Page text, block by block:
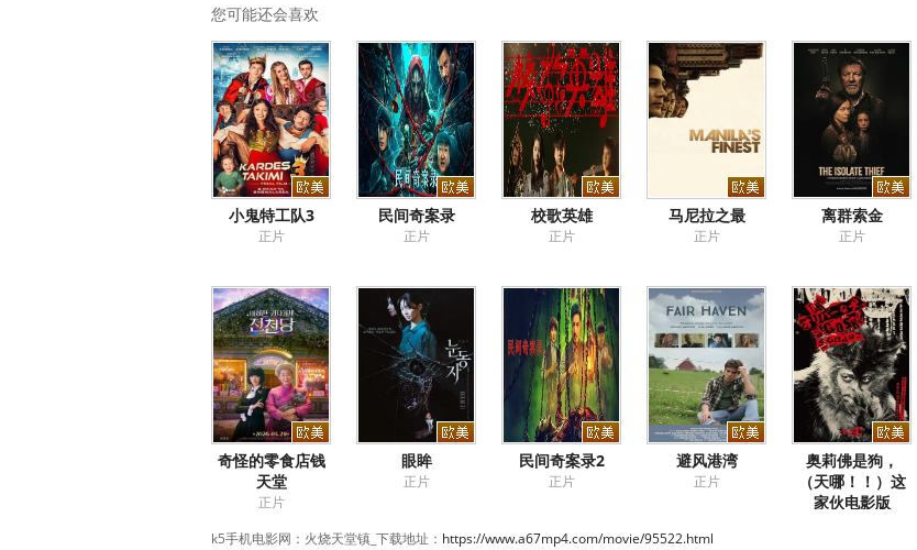
您可能还会喜欢
小鬼特工队3
正片
民间奇案录
正片
校歌英雄
正片
马尼拉之最
正片
离群索金
正片
奇怪的零食店钱
天堂
正片
眼眸
正片
民间奇案录2
正片
避风港湾
正片
奥莉佛是狗，
（天哪！！）这
家伙电影版
k5手机电影网：火烧天堂镇_下载地址： https://www.a67mp4.com/movie/95522.html